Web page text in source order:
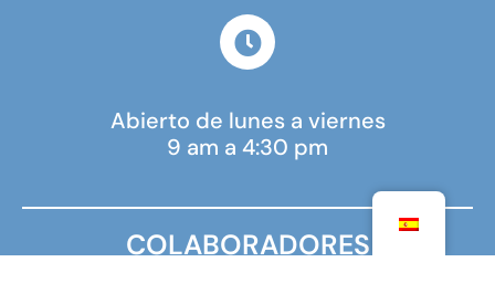
COLABORADORES
Abierto de lunes a viernes
9 am a 4:30 pm